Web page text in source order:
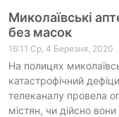
Миколаївські
без масок
16:11 Ср, 4 Березня, 2020
На полицях
катастрофічний
телеканалу провела
містян, чи дійсно